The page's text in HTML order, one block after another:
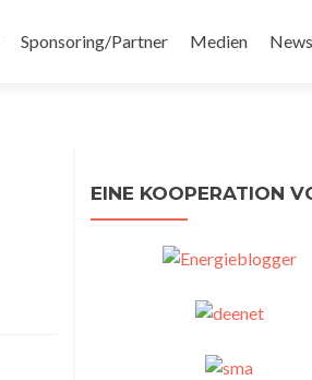
Sponsoring/Partner Medien News
EINE KOOPERATION